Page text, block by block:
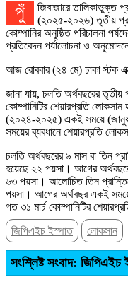
পুঁজিবাজারে তালিকাভুক্ত প্রতিষ্ঠান জিপিএইচ ইস্পাতের চলতি অর্থবছরের
(২০২৫-২০২৬) তৃতীয়
কোম্পানির অনুষ্ঠিত পরিচালনা
প্রতিবেদন পর্যালোচনা ও
আজ রোববার (২৪ মে) ঢাকা স্টক
জানা যায়, চলতি অর্থবছরের তৃতীয়
কোম্পানিটির শেয়ারপ্রতি
(২০২৪-২০২৫) একই সময়ে
সময়ের ব্যবধানে শেয়ারপ্রতি
চলতি অর্থবছরের ৯ মাস বা তিন
হয়েছে ২২ পয়সা। আগের
৬৩ পয়সা। আলোচিত তিন
পয়সা। আগের অর্থবছর একই সময়ে
গত ৩১ মার্চ কোম্পানিটির
জিপিএইচ ইস্পাত
লোকসান
সংশ্লিষ্ট সংবাদ: জিপিএইচ